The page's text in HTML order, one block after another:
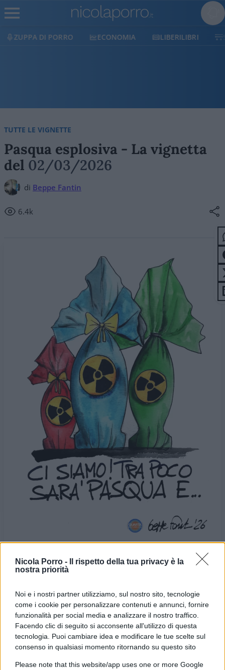
Nicola Porro -
Il rispetto della tua privacy è la
nostra priorità
Noi e i nostri partner utilizziamo, sul nostro sito, tecnologie
come i cookie per personalizzare contenuti e annunci, fornire
funzionalità per social media e analizzare il nostro traffico.
Facendo clic di seguito si acconsente all'utilizzo di questa
tecnologia. Puoi cambiare idea e modificare le tue scelte sul
consenso in qualsiasi momento ritornando su questo sito
Please note that this website/app uses one or more Google
ECONOMIA LIBERILIBRI SHOP SOSTIENICI
TUTTE LE VIGNETTE
Pasqua esplosiva - La vignetta
del 02/03/2026
di Beppe Fantin
6.4k
01/03/2026 03/03/2026
Le vignette satiriche di Beppe Fantin, illustratore
trevigiano, nascono dalla passione dell'autore per
dare voce a situazioni, non solo politiche, attraverso i
disegni utilizzando da sempre la tecnica riconoscibile